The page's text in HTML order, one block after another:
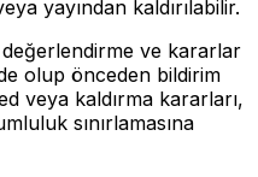
yayından kaldırılabilir.
değerlendirme ve kararlar
olup önceden bildirim
veya kaldırma kararları,
sınırlamasına